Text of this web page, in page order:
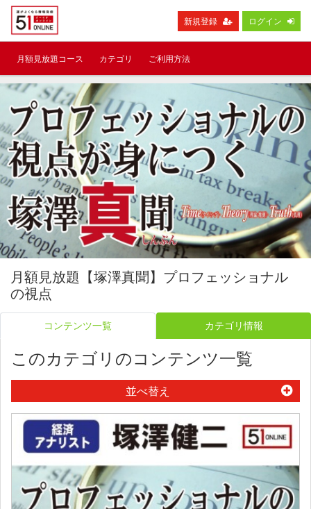
新規登録 ログイン
月額見放題コース カテゴリ ご利用方法
月額見放題【塚澤真聞】プロフェッショナル
の視点
コンテンツ一覧 カテゴリ情報
このカテゴリのコンテンツ一覧
並べ替え